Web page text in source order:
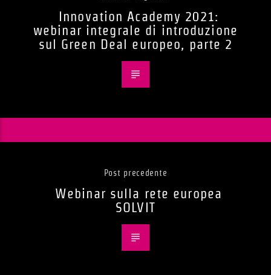
Innovation Academy 2021:
webinar integrale di introduzione
sul Green Deal europeo, parte 2
Post precedente
Webinar sulla rete europea
SOLVIT